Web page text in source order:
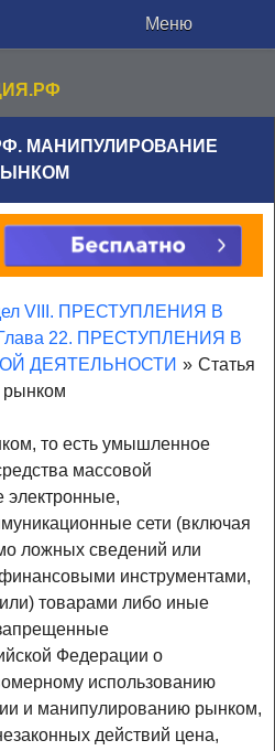
Меню
МАНИПУЛИРОВАНИЕ
VIII. ПРЕСТУПЛЕНИЯ В
22. ПРЕСТУПЛЕНИЯ В
ДЕЯТЕЛЬНОСТИ » Статья
рынком
то есть умышленное
массовой
электронные,
сети (включая
ложных сведений или
инструментами,
товарами либо иные
Федерации о
использованию
и манипулированию рынком,
действий цена,